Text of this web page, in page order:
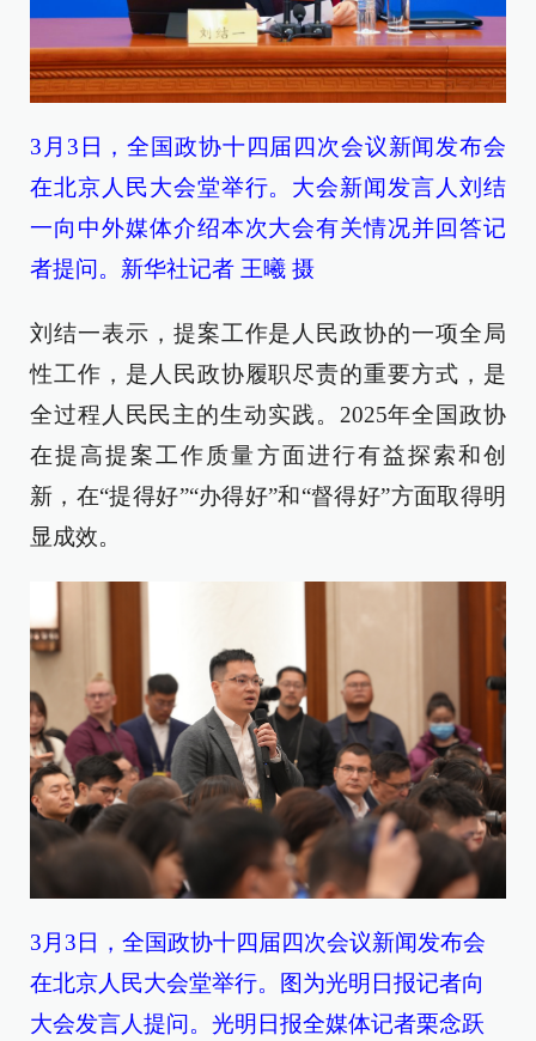
3月3日，全国政协十四届四次会议新闻发布会
在北京人民大会堂举行。大会新闻发言人刘结
一向中外媒体介绍本次大会有关情况并回答记
者提问。新华社记者 王曦 摄
刘结一表示，提案工作是人民政协的一项全局
性工作，是人民政协履职尽责的重要方式，是
全过程人民民主的生动实践。2025年全国政协
在提高提案工作质量方面进行有益探索和创
新，在“提得好”“办得好”和“督得好”方面取得明
显成效。
3月3日，全国政协十四届四次会议新闻发布会
在北京人民大会堂举行。
图为光明日报记者向
大会发言人提问。光明日报全媒体记者栗念跃